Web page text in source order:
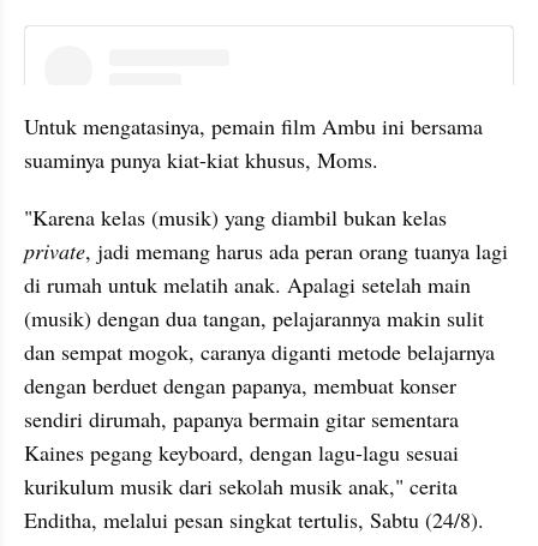
Untuk mengatasinya, pemain film Ambu ini bersama
suaminya punya kiat-kiat khusus, Moms.
private, jadi memang harus ada peran orang tuanya lagi
di rumah untuk melatih anak. Apalagi setelah main
(musik) dengan dua tangan, pelajarannya makin sulit
dan sempat mogok, caranya diganti metode belajarnya
dengan berduet dengan papanya, membuat konser
sendiri dirumah, papanya bermain gitar sementara
Kaines pegang keyboard, dengan lagu-lagu sesuai
kurikulum musik dari sekolah musik anak," cerita
Enditha, melalui pesan singkat tertulis, Sabtu (24/8).